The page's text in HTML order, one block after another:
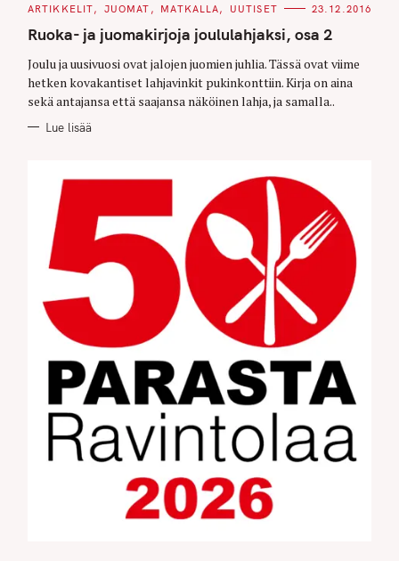
C
T
E
O
R
I
S
ARTIKKELIT JUOMAT MATKALLA UUTISET 23.12.2016
Ruoka- ja juomakirjoja joululahjaksi, osa 2
Joulu ja uusivuosi ovat jalojen juomien juhlia. Tässä ovat viime
hetken kovakantiset lahjavinkit pukinkonttiin. Kirja on aina
sekä antajansa että saajansa näköinen lahja, ja samalla..
Lue lisää